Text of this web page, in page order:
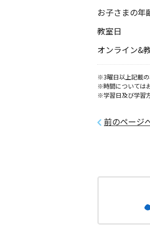
お子さまの年
教室日
オンライン&
※3曜日以上記載の
※時間については
※学習日及び学習
前のページ